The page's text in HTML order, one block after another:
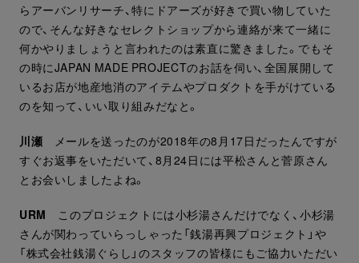
らアーバンリサーチ、特にドアーズが好きで買い物していた
ので、そんな好きなセレクトショップから連絡が来て一緒に
何かやりましょうと言われたのは素直に驚きました。でもそ
の時にJAPAN MADE PROJECTのお話を伺い、全国展開して
いるお店が地産地消のアイテムやプロダクトを手がけている
のを知って、いい取り組みだなと。
川瀬 メールを送ったのが2018年の8月17日だったんですが
すぐお返事をいただいて、8月24日には平松さんと菅原さん
とお会いしましたよね。
URM このプロジェクトには小杉湯さんだけでなく、小杉湯
さんが関わっていらっしゃった「銭湯再興プロジェクト」や
「株式会社銭湯ぐらし」のスタッフの皆様にもご協力いただい